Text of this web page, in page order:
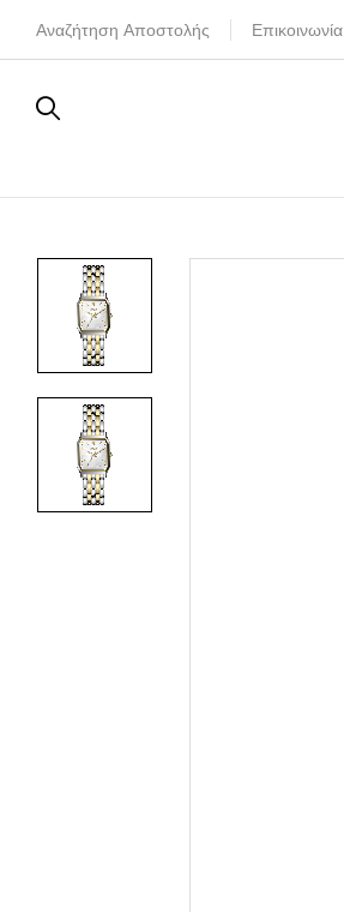
Αναζήτηση Αποστολής Επικοινωνία